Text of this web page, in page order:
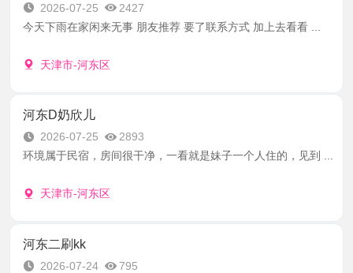
2026-07-25
2427
今天下雨在家闲来无事 朋友推荐 要了联系方式 加上去看看 ...
天津市-河东区
河东D奶欣儿
2026-07-25
2893
环境属于民宿，房间很干净，一看就是妹子一个人住的，见到 ...
天津市-河东区
河东二刷kk
2026-07-24
795